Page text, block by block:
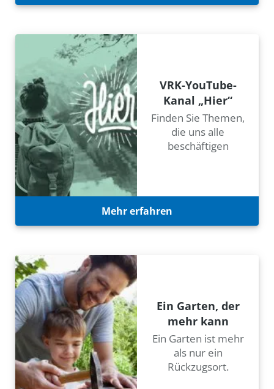
VRK-YouTube-
Kanal „Hier“
Finden Sie Themen,
die uns alle
beschäftigen
Mehr erfahren
Ein Garten, der
mehr kann
Ein Garten ist mehr
als nur ein
Rückzugsort.